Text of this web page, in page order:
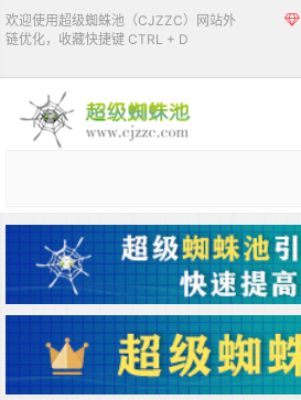
欢迎使用超级蜘蛛池（CJZZC）网站外
链优化，收藏快捷键 CTRL + D